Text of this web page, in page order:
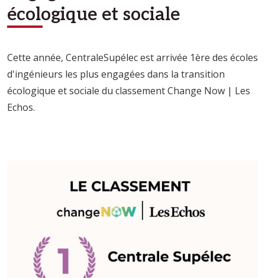
écologique et sociale
Cette année, CentraleSupélec est arrivée 1ère des écoles
d'ingénieurs les plus engagées dans la transition
écologique et sociale du classement Change Now | Les
Echos.